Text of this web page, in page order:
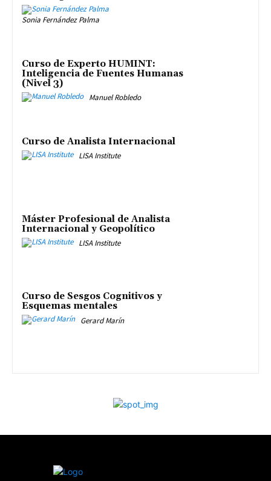
Sonia Fernández Palma
Curso de Experto HUMINT:
Inteligencia de Fuentes Humanas
(Nivel 3)
Manuel Robledo
Curso de Analista Internacional
LISA Institute
Máster Profesional de Analista
Internacional y Geopolítico
LISA Institute
Curso de Sesgos Cognitivos y
Esquemas mentales
Gerard Marín